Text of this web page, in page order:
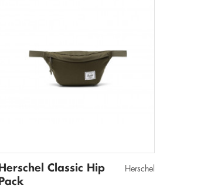
Herschel Classic Hip
Pack
Herschel